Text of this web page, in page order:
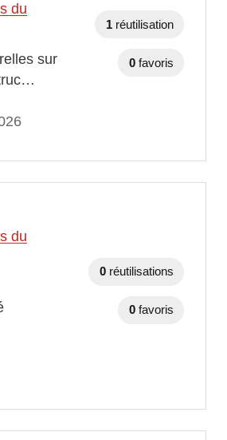
du
sur
1 réutilisation
0 favoris
du
0 réutilisations
0 favoris